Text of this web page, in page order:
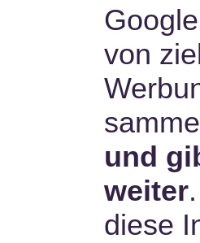
von
und
weiter.
diese